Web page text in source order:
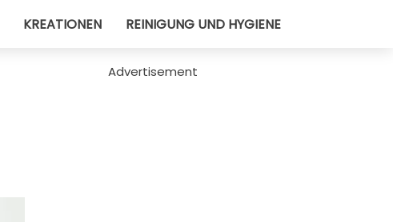
KREATIONEN REINIGUNG UND HYGIENE
Advertisement